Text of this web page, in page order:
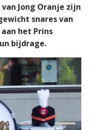
Jong Oranje zijn
snares van
het Prins
bijdrage.